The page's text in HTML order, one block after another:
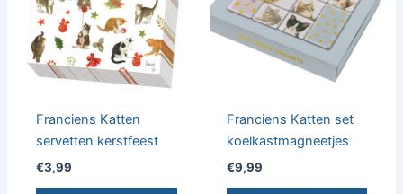
Franciens Katten
servetten kerstfeest
€3,99
Franciens Katten set
koelkastmagneetjes
€9,99